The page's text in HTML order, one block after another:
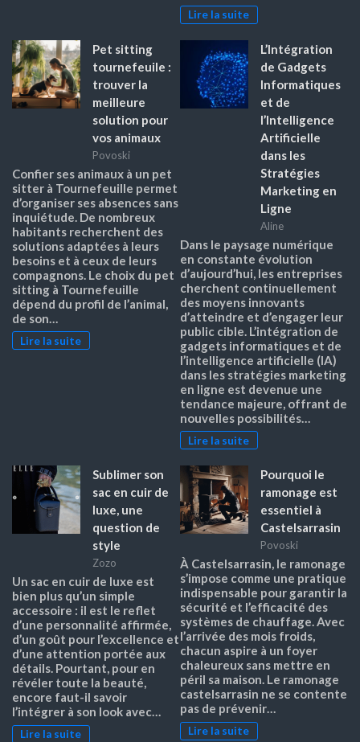
Lire la suite
Pet sitting
tournefeuile :
trouver la
meilleure
solution pour
vos animaux
Povoski
Confier ses animaux à un pet
sitter à Tournefeuille permet
d’organiser ses absences sans
inquiétude. De nombreux
habitants recherchent des
solutions adaptées à leurs
besoins et à ceux de leurs
compagnons. Le choix du pet
sitting à Tournefeuille
dépend du profil de l’animal,
de son…
Lire la suite
L’Intégration
de Gadgets
Informatiques
et de
l’Intelligence
Artificielle
dans les
Stratégies
Marketing en
Ligne
Aline
Dans le paysage numérique
en constante évolution
d’aujourd’hui, les entreprises
cherchent continuellement
des moyens innovants
d’atteindre et d’engager leur
public cible. L’intégration de
gadgets informatiques et de
l’intelligence artificielle (IA)
dans les stratégies marketing
en ligne est devenue une
tendance majeure, offrant de
nouvelles possibilités…
Lire la suite
Sublimer son
sac en cuir de
luxe, une
question de
style
Zozo
Un sac en cuir de luxe est
bien plus qu’un simple
accessoire : il est le reflet
d’une personnalité affirmée,
d’un goût pour l’excellence et
d’une attention portée aux
détails. Pourtant, pour en
révéler toute la beauté,
encore faut-il savoir
l’intégrer à son look avec…
Lire la suite
Pourquoi le
ramonage est
essentiel à
Castelsarrasin
Povoski
À Castelsarrasin, le ramonage
s’impose comme une pratique
indispensable pour garantir la
sécurité et l’efficacité des
systèmes de chauffage. Avec
l’arrivée des mois froids,
chacun aspire à un foyer
chaleureux sans mettre en
péril sa maison. Le ramonage
castelsarrasin ne se contente
pas de prévenir…
Lire la suite